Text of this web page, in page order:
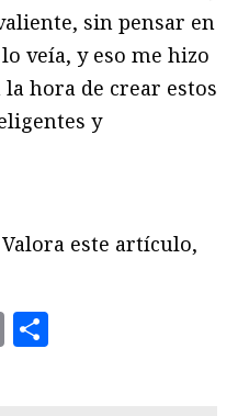
sin pensar en
veía, y eso me hizo
hora de crear estos
y
este artículo,
Email